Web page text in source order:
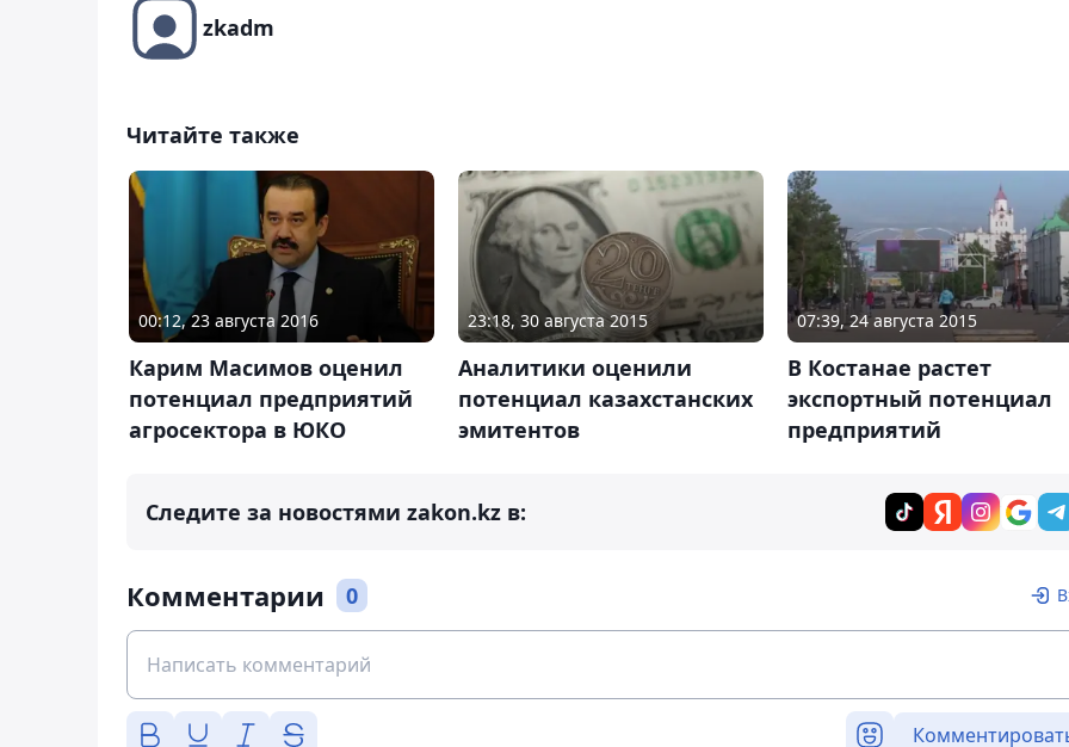
zkadm
Читайте также
00:12, 23 августа 2016
Карим Масимов оценил
потенциал предприятий
агросектора в ЮКО
23:18, 30 августа 2015
Аналитики оценили
потенциал казахстанских
эмитентов
07:39, 24 августа 2015
В Костанае растет
экспортный потенциал
предприятий
Следите за новостями zakon.kz в:
Комментарии 0